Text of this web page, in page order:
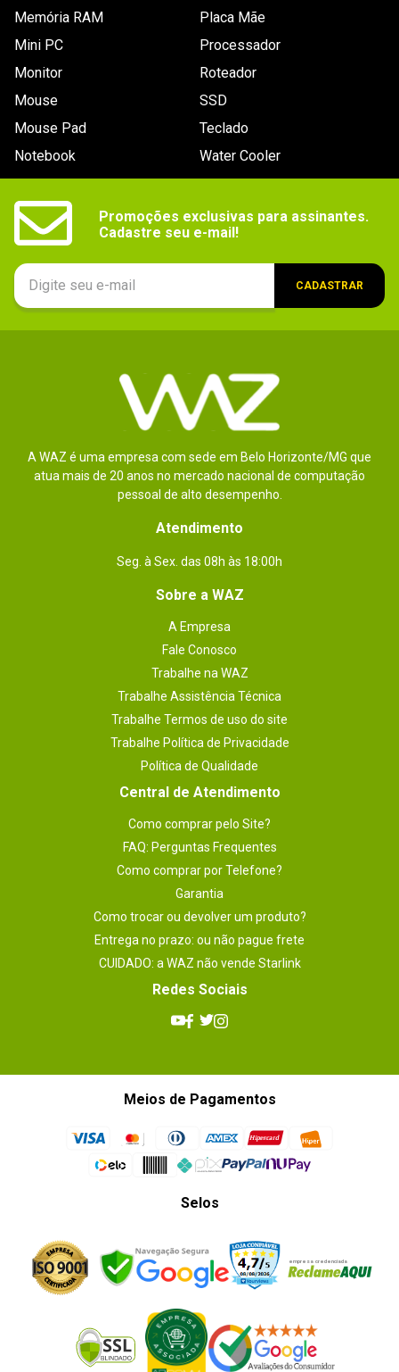
Memória RAM
Mini PC
Monitor
Mouse
Mouse Pad
Notebook
Placa Mãe
Processador
Roteador
SSD
Teclado
Water Cooler
Promoções exclusivas para assinantes.
Cadastre seu e-mail!
CADASTRAR
A WAZ é uma empresa com sede em Belo Horizonte/MG que
atua mais de 20 anos no mercado nacional de computação
pessoal de alto desempenho.
Atendimento
Seg. à Sex. das 08h às 18:00h
Sobre a WAZ
A Empresa
Fale Conosco
Trabalhe na WAZ
Trabalhe Assistência Técnica
Trabalhe Termos de uso do site
Trabalhe Política de Privacidade
Política de Qualidade
Central de Atendimento
Como comprar pelo Site?
FAQ: Perguntas Frequentes
Como comprar por Telefone?
Garantia
Como trocar ou devolver um produto?
Entrega no prazo: ou não pague frete
CUIDADO: a WAZ não vende Starlink
Redes Sociais
Meios de Pagamentos
Selos